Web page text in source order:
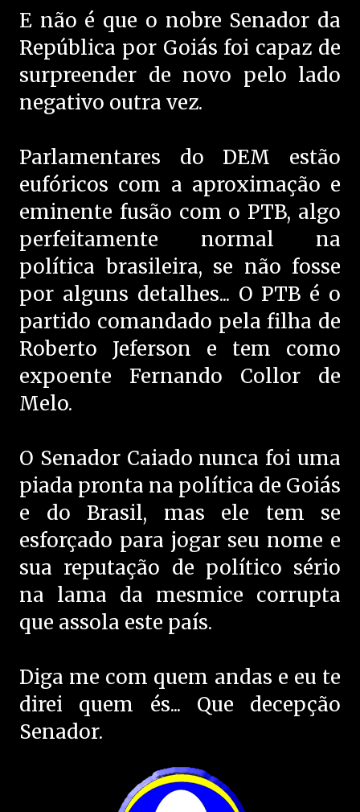
E não é que o nobre Senador da
República por Goiás foi capaz de
surpreender de novo pelo lado
negativo outra vez.
Parlamentares do DEM estão
eufóricos com a aproximação e
eminente fusão com o PTB, algo
perfeitamente normal na
política brasileira, se não fosse
por alguns detalhes... O PTB é o
partido comandado pela filha de
Roberto Jeferson e tem como
expoente Fernando Collor de
Melo.
O Senador Caiado nunca foi uma
piada pronta na política de Goiás
e do Brasil, mas ele tem se
esforçado para jogar seu nome e
sua reputação de político sério
na lama da mesmice corrupta
que assola este país.
Diga me com quem andas e eu te
direi quem és... Que decepção
Senador.